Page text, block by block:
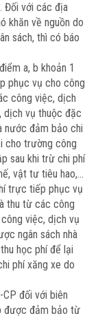
Đối với các địa
khăn về nguồn do
sách, thì có báo
a, b khoản 1
phục vụ cho công
công việc, dịch
dịch vụ thuộc đặc
nước đảm bảo chi
cho trường công
sau khi trừ chi phí
vật tư tiêu hao,…
trực tiếp phục vụ
thu từ các công
việc, dịch vụ
ngân sách nhà
học phí để lại
phí xăng xe do
đối với biên
được đảm bảo từ